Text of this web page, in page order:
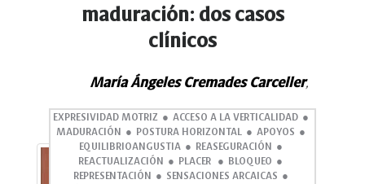
maduración: dos casos
clínicos
María Ángeles Cremades Carceller,
EXPRESIVIDAD MOTRIZ
ACCESO A LA VERTICALIDAD
MADURACIÓN
POSTURA HORIZONTAL
APOYOS
EQUILIBRIOANGUSTIA
REASEGURACIÓN
REACTUALIZACIÓN
PLACER
BLOQUEO
REPRESENTACIÓN
SENSACIONES ARCAICAS